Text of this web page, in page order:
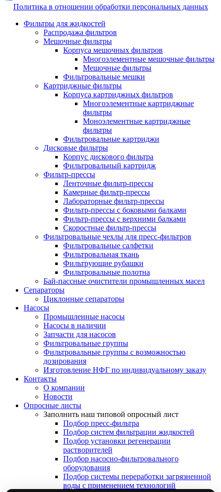
Политика в отношении обработки персональных данных
Фильтры для жидкостей
Распродажа фильтров
Мешочные фильтры
Корпуса мешочных фильтров
Многоэлементные мешочные фильтры
Мешочные фильтры
Фильтровальные мешки
Картриджные фильтры
Корпуса картриджных фильтров
Многоэлементные картриджные
фильтры
Моноэлементные картриджные
фильтры
Фильтровальные картриджи
Дисковые фильтры
Корпус дискового фильтра
Фильтровальный картридж
Фильтр-прессы
Ленточные фильтр-прессы
Камерные фильтр-прессы
Лабораторные фильтр-прессы
Фильтр-прессы с боковыми балками
Фильтр-прессы с верхними балками
Скоростные фильтр-прессы
Фильтровальные чехлы для пресс-фильтров
Фильтровальные салфетки
Фильтровальная ткань
Фильтрующие рубашки
Фильтровальные полотна
Бай-пассные очистители промышленных масел
Сепараторы
Циклонные сепараторы
Насосы
Промышленные насосы
Насосы в наличии
Запчасти для насосов
Фильтровальные группы
Фильтровальные группы с возможностью
дозирования
Изготовление НФГ по индивидуальному заказу
Контакты
О компании
Новости
Опросные листы
Заполнить наш типовой опросный лист
Подбор пресс-фильтра
Подбор систем фильтрации жидкостей
Подбор установки регенерации
растворителей
Подбор насосно-фильтровального
оборудования
Подбор системы переработки загрязненной
воды с применением технологий